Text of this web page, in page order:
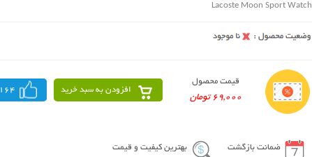
Lacoste Moon Sport Watch
قیمت محصول
69,000 تومان
افزودن به سبد خرید 164 نفر
ضمانت بازگشت بهترین کیفیت و قیمت